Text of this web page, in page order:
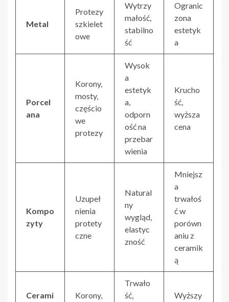
Metal
Protezy
szkielet
owe
Wytrzy
małość,
stabilno
ść
Ogranic
zona
estetyk
a
Porcel
ana
Korony,
mosty,
częścio
we
protezy
Wysok
a
estetyk
a,
odporn
ość na
przebar
wienia
Krucho
ść,
wyższa
cena
Kompo
zyty
Uzupeł
nienia
protety
czne
Natural
ny
wygląd,
elastyc
zność
Mniejsz
a
trwałoś
ć w
porówn
aniu z
ceramik
ą
Cerami
Korony,
Trwało
ść,
Wyższy